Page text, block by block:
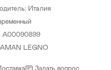
Италия
A00090899
LEGNO
Задать вопрос